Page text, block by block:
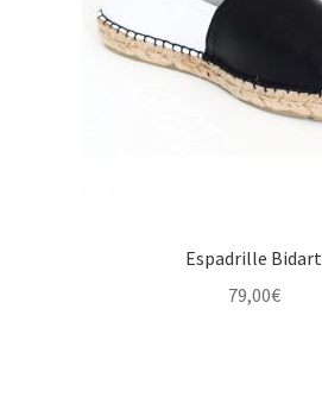
Espadrille Bidart
79,00€